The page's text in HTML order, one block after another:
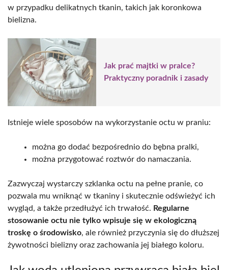
w przypadku delikatnych tkanin, takich jak koronkowa
bielizna.
Jak prać majtki w pralce?
Praktyczny poradnik i zasady
Istnieje wiele sposobów na wykorzystanie octu w praniu:
można go dodać bezpośrednio do bębna pralki,
można przygotować roztwór do namaczania.
Zazwyczaj wystarczy szklanka octu na pełne pranie, co
pozwala mu wniknąć w tkaniny i skutecznie odświeżyć ich
wygląd, a także przedłużyć ich trwałość. Regularne
stosowanie octu nie tylko wpisuje się w ekologiczną
troskę o środowisko, ale również przyczynia się do dłuższej
żywotności bielizny oraz zachowania jej białego koloru.